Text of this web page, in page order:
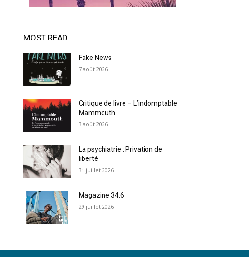
MOST READ
Fake News
7 août 2026
Critique de livre – L’indomptable
Mammouth
3 août 2026
La psychiatrie : Privation de
liberté
31 juillet 2026
Magazine 34.6
29 juillet 2026